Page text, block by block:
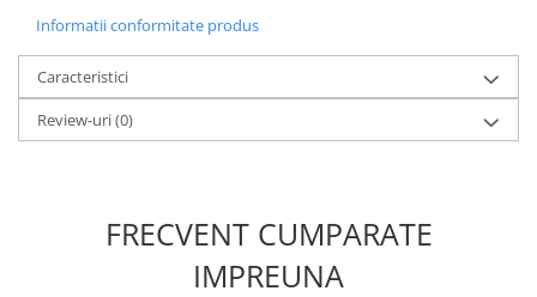
Informatii conformitate produs
Caracteristici
Review-uri(0)
FRECVENT CUMPARATE
IMPREUNA